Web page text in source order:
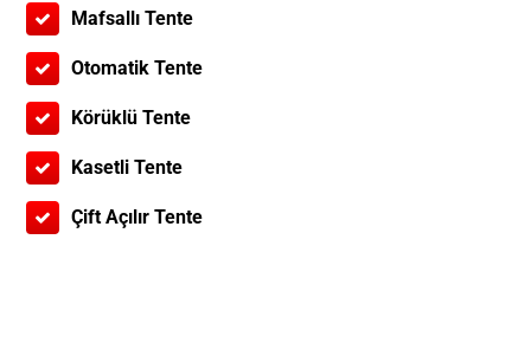
Mafsallı Tente
Otomatik Tente
Körüklü Tente
Kasetli Tente
Çift Açılır Tente